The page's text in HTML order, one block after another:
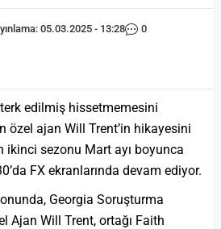
05.03.2025 - 13:28 0
edilmiş hissetmemesini
özel ajan Will Trent’in hikayesini
ikinci sezonu Mart ayı boyunca
FX ekranlarında devam ediyor.
Georgia Soruşturma
Ajan Will Trent, ortağı Faith